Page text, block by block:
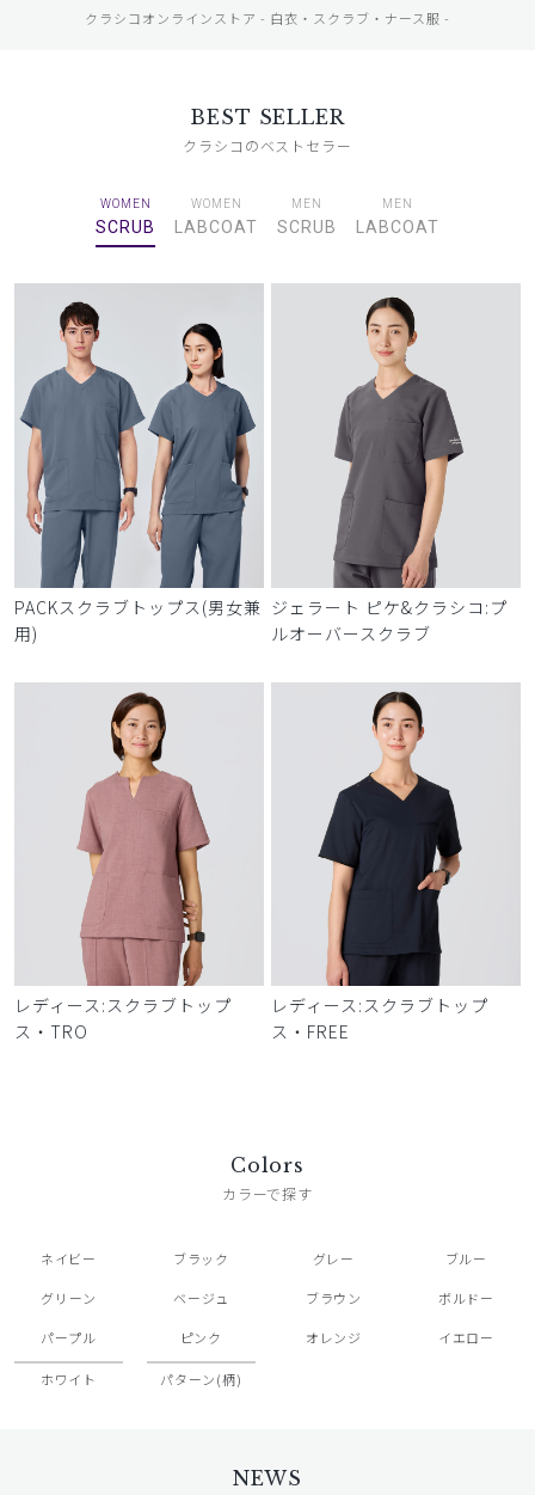
クラシコオンラインストア - 白衣・スクラブ・ナース服 -
BEST SELLER
クラシコのベストセラー
WOMEN
SCRUB
WOMEN
LABCOAT
MEN
SCRUB
MEN
LABCOAT
PACKスクラブトップス(男女兼
用)
ジェラート ピケ&クラシコ:プ
ルオーバースクラブ
レディース:スクラブトップ
ス・TRO
レディース:スクラブトップ
ス・FREE
Colors
カラーで探す
ネイビー ブラック グレー ブルー
グリーン ベージュ ブラウン ボルドー
パープル ピンク オレンジ イエロー
ホワイト パターン(柄)
NEWS